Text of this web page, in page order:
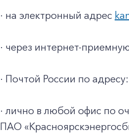
· на электронный адрес
· через интернет-
· Почтой России по
· лично в любой офис по
ПАО